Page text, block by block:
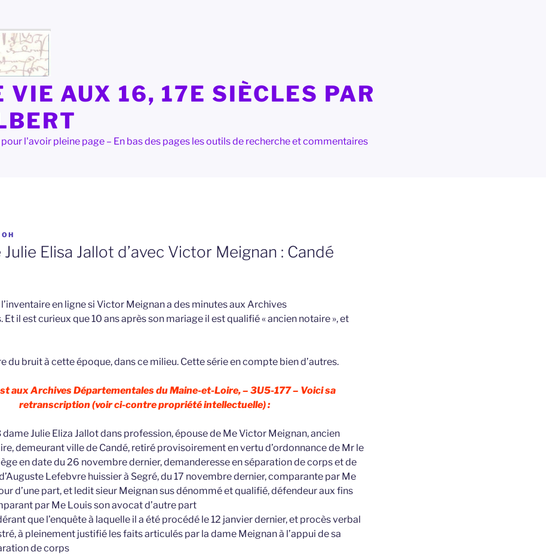
VIE AUX 16, 17E SIÈCLES PAR
l'avoir pleine page – En bas des pages les outils de recherche et commentaires
OH
Elisa Jallot d’avec Victor Meignan : Candé
l’inventaire en ligne si Victor Meignan a des minutes aux Archives
il est curieux que 10 ans après son mariage il est qualifié « ancien notaire », et
du bruit à cette époque, dans ce milieu. Cette série en compte bien d’autres.
aux Archives Départementales du Maine-et-Loire, – 3U5-177 – Voici sa
retranscription (voir ci-contre propriété intellectuelle) :
dame Julie Eliza Jallot dans profession, épouse de Me Victor Meignan, ancien
demeurant ville de Candé, retiré provisoirement en vertu d’ordonnance de Mr le
en date du 26 novembre dernier, demanderesse en séparation de corps et de
Lefebvre huissier à Segré, du 17 novembre dernier, comparante par Me
d’une part, et ledit sieur Meignan sus dénommé et qualifié, défendeur aux fins
par Me Louis son avocat d’autre part
que l’enquête à laquelle il a été procédé le 12 janvier dernier, et procès verbal
à pleinement justifié les faits articulés par la dame Meignan à l’appui de sa
de corps